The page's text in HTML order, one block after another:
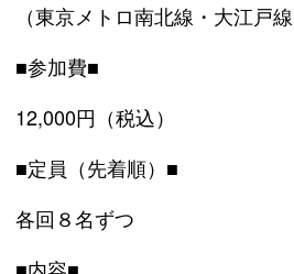
（東京メトロ南北線・大江戸
■参加費■
12,000円（税込）
■定員（先着順）■
各回８名ずつ